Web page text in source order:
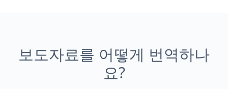
보도자료를 어떻게 번역하나
요?